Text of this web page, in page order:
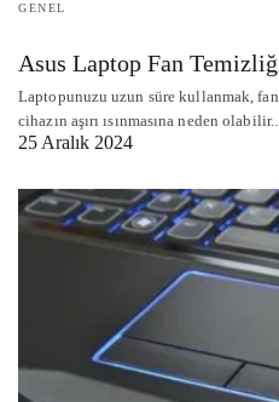
GENEL
Asus Laptop Fan
Laptopunuzu uzun süre kullanmak,
cihazın aşırı ısınmasına neden
25 Aralık 2024